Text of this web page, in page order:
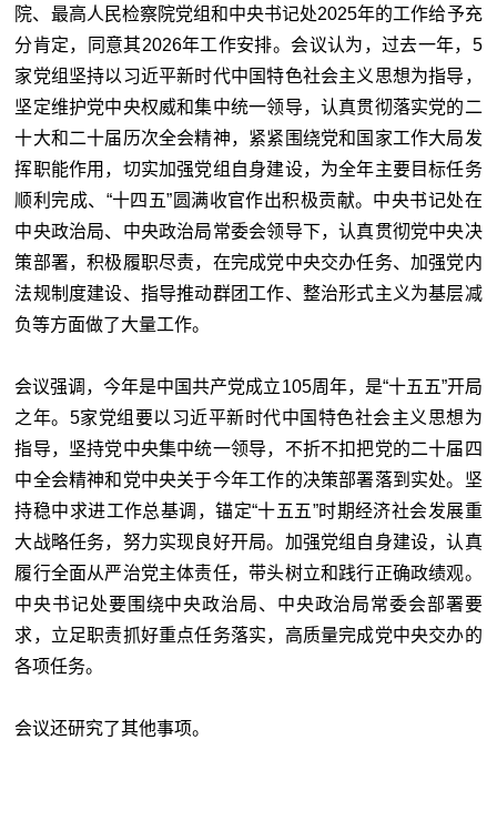
院、最高人民检察院党组和中央书记处2025年的工作给予充
分肯定，同意其2026年工作安排。会议认为，过去一年，5
家党组坚持以习近平新时代中国特色社会主义思想为指导，
坚定维护党中央权威和集中统一领导，认真贯彻落实党的二
十大和二十届历次全会精神，紧紧围绕党和国家工作大局发
挥职能作用，切实加强党组自身建设，为全年主要目标任务
顺利完成、“十四五”圆满收官作出积极贡献。中央书记处在
中央政治局、中央政治局常委会领导下，认真贯彻党中央决
策部署，积极履职尽责，在完成党中央交办任务、加强党内
法规制度建设、指导推动群团工作、整治形式主义为基层减
负等方面做了大量工作。
会议强调，今年是中国共产党成立105周年，是“十五五”开局
之年。5家党组要以习近平新时代中国特色社会主义思想为
指导，坚持党中央集中统一领导，不折不扣把党的二十届四
中全会精神和党中央关于今年工作的决策部署落到实处。坚
持稳中求进工作总基调，锚定“十五五”时期经济社会发展重
大战略任务，努力实现良好开局。加强党组自身建设，认真
履行全面从严治党主体责任，带头树立和践行正确政绩观。
中央书记处要围绕中央政治局、中央政治局常委会部署要
求，立足职责抓好重点任务落实，高质量完成党中央交办的
各项任务。
会议还研究了其他事项。